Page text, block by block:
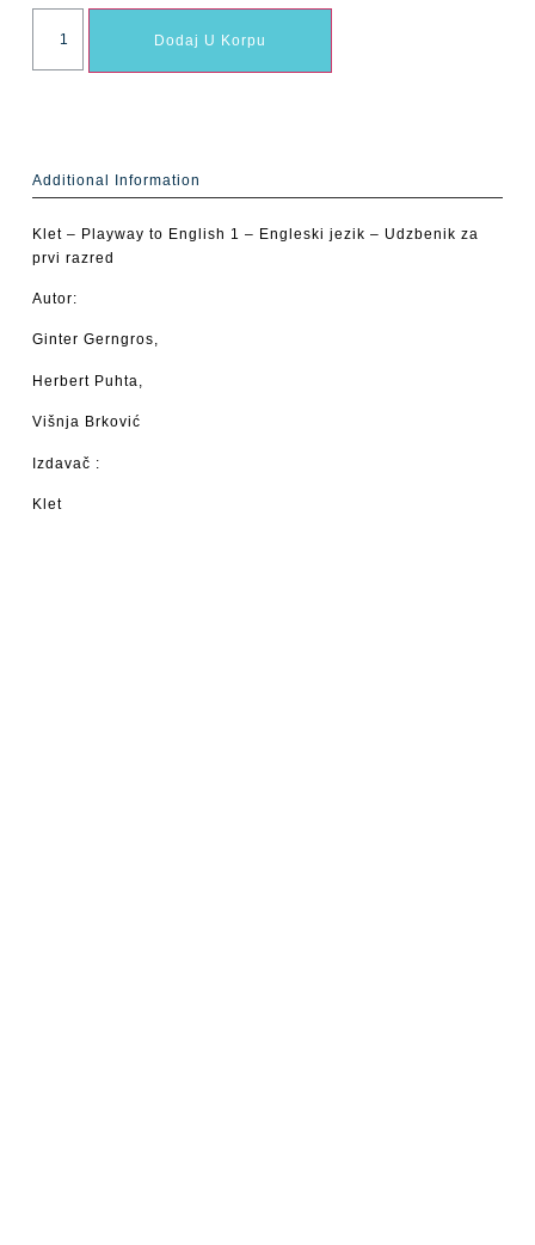
Dodaj U Korpu
Additional Information
Klet – Playway to English 1 – Engleski jezik – Udzbenik za
prvi razred
Autor:
Ginter Gerngros,
Herbert Puhta,
Višnja Brković
Izdavač :
Klet